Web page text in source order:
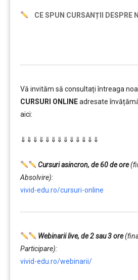
CE SPUN CURSANȚII DESPRE
Vă invităm să consultați întreaga
CURSURI ONLINEadresate
aici:
⇓⇓⇓⇓⇓⇓⇓⇓⇓⇓⇓⇓⇓
Cursuri asincron, de 60 de ore
Absolvire):
vivid-edu.ro/cursuri-online
Webinarii live, de 2 sau 3 ore
Participare):
vivid-edu.ro/webinarii/